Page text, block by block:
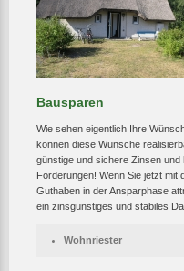
Bausparen
Wie sehen eigentlich Ihre
können diese Wünsche
günstige und sichere Zinsen
Förderungen! Wenn Sie jetzt mit
Guthaben in der Ansparphase
ein zinsgünstiges und stabiles
Wohnriester